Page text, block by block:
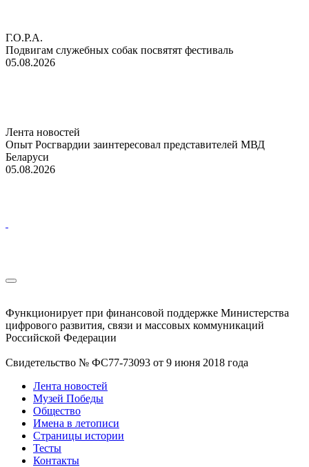
Г.О.Р.А.
Подвигам служебных собак посвятят фестиваль
05.08.2026
Лента новостей
Опыт Росгвардии заинтересовал представителей МВД
Беларуси
05.08.2026
Функционирует при финансовой поддержке Министерства
цифрового развития, связи и массовых коммуникаций
Российской Федерации
Свидетельство № ФС77-73093 от 9 июня 2018 года
Лента новостей
Музей Победы
Общество
Имена в летописи
Страницы истории
Тесты
Контакты